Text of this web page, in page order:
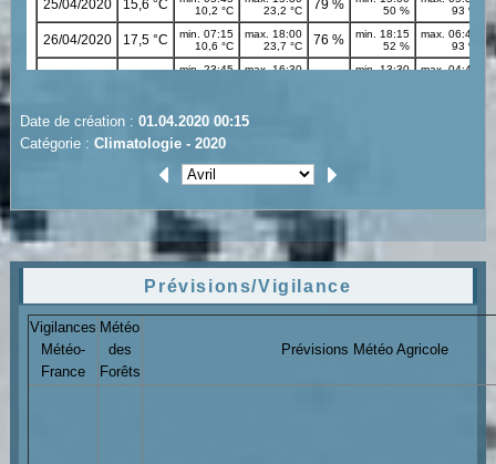
Date de création : 01.04.2020 00:15
Catégorie : Climatologie - 2020
Prévisions/Vigilance
Vigilances
Météo-
France
Météo
des
Forêts
Prévisions Météo Agricole